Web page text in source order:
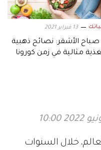
13 فبراير 2021
صباح الأشقر: نصائح ذهبية
مثالية في زمن كورونا
خلال السنوات